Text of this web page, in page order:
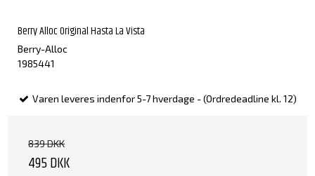
Berry Alloc Original Hasta La Vista
Berry-Alloc
1985441
Varen leveres indenfor 5-7 hverdage - (Ordredeadline kl. 12)
839 DKK
495 DKK